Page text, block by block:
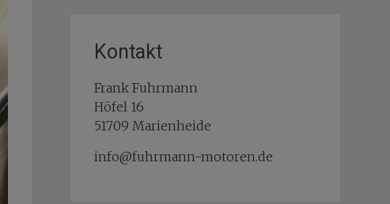
Kontakt
Frank Fuhrmann
Höfel 16
51709 Marienheide
info@fuhrmann-motoren.de